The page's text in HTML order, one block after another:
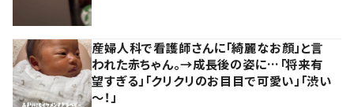
産婦人科で看護師さんに「綺麗なお顔」と言
われた赤ちゃん。→成長後の姿に…「将来有
望すぎる」「クリクリのお目目で可愛い」「渋い
～！」